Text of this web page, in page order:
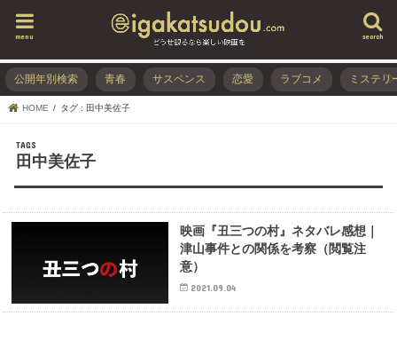
search
menu
公開年別検索 青春 サスペンス 恋愛 ラブコメ ミステリ
HOME タグ : 田中美佐子
田中美佐子
映画『丑三つの村』ネタバレ感想｜
津山事件との関係を考察（閲覧注
意）
2021.09.04